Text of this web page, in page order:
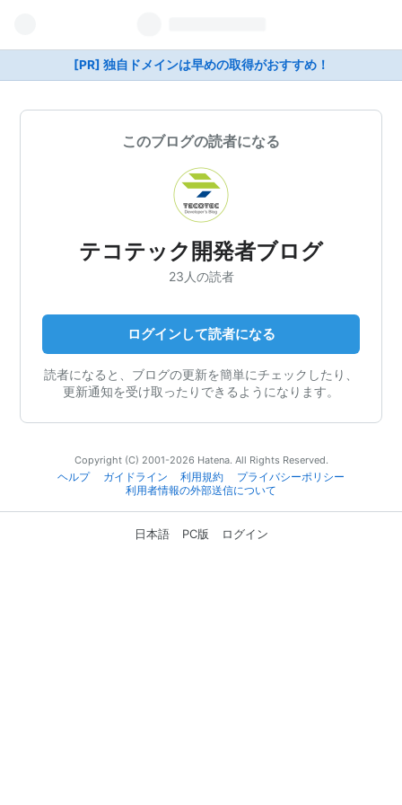
[PR] 独自ドメインは早めの取得がおすすめ！
このブログの読者になる
テコテック開発者ブログ
23人の読者
ログインして読者になる
読者になると、ブログの更新を簡単にチェックしたり、
更新通知を受け取ったりできるようになります。
Copyright (C) 2001-2026 Hatena. All Rights Reserved.
ヘルプ
ガイドライン 利用規約
プライバシーポリシー
利用者情報の外部送信について
日本語 PC版 ログイン